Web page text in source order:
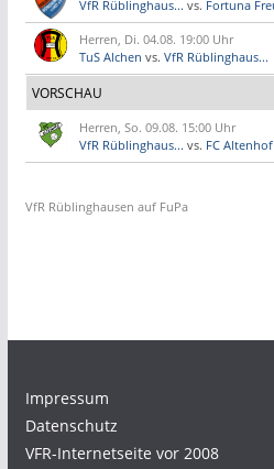
VfR Rüblinghaus... vs. Fortuna
Herren, Di. 04.08. 19:00 Uhr
TuS Alchen vs. VfR Rüblinghaus...
VORSCHAU
Herren, So. 09.08. 15:00 Uhr
VfR Rüblinghaus... vs. FC Altenhof
VfR Rüblinghausen auf FuPa
Impressum
Datenschutz
VFR-Internetseite vor 2008